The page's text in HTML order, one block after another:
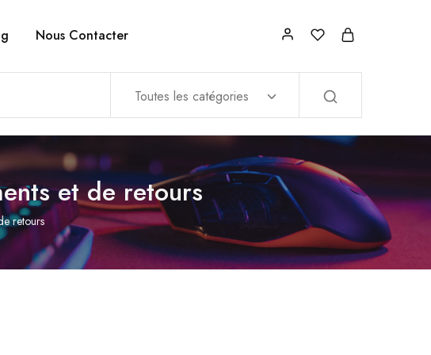
Nous Contacter
Toutes les catégories
retours
et de retours